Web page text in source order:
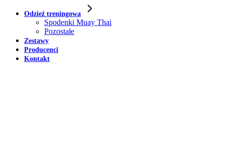
Odzież treningowa
Spodenki Muay Thai
Pozostałe
Zestawy
Producenci
Kontakt